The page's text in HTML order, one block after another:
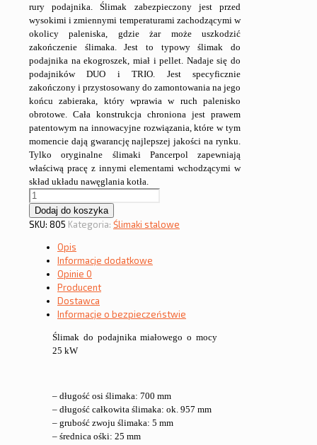
rury podajnika. Ślimak zabezpieczony jest przed
wysokimi i zmiennymi temperaturami zachodzącymi w
okolicy paleniska, gdzie żar może uszkodzić
zakończenie ślimaka. Jest to typowy ślimak do
podajnika na ekogroszek, miał i pellet. Nadaje się do
podajników DUO i TRIO. Jest specyficznie
zakończony i przystosowany do zamontowania na jego
końcu zabieraka, który wprawia w ruch palenisko
obrotowe. Cała konstrukcja chroniona jest prawem
patentowym na innowacyjne rozwiązania, które w tym
momencie dają gwarancję najlepszej jakości na rynku.
Tylko oryginalne ślimaki Pancerpol zapewniają
właściwą pracę z innymi elementami wchodzącymi w
skład układu nawęglania kotła.
ilość
Ślimak
stalowy
długości
Dodaj do koszyka
SKU: 805 Kategoria: Ślimaki stalowe
Opis
Informacje dodatkowe
Opinie 0
Producent
Dostawca
Informacje o bezpieczeństwie
Ślimak do podajnika miałowego o mocy
25 kW
– długość osi ślimaka: 700 mm
– długość całkowita ślimaka: ok. 957 mm
– grubość zwoju ślimaka: 5 mm
– średnica ośki: 25 mm